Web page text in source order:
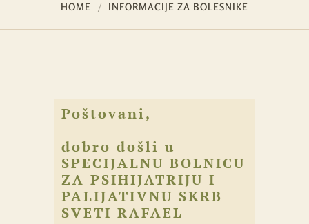
HOME INFORMACIJE ZA BOLESNIKE
Poštovani,
dobro došli u
SPECIJALNU BOLNICU
ZA PSIHIJATRIJU I
PALIJATIVNU SKRB
SVETI RAFAEL